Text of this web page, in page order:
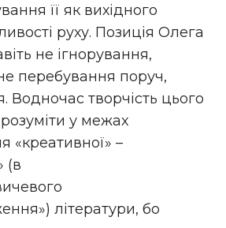
її як вихідного
руху. Позиція Олега
не ігнорування,
перебування поруч,
Водночас творчість цього
у межах
«креативної» –
(в
літератури, бо